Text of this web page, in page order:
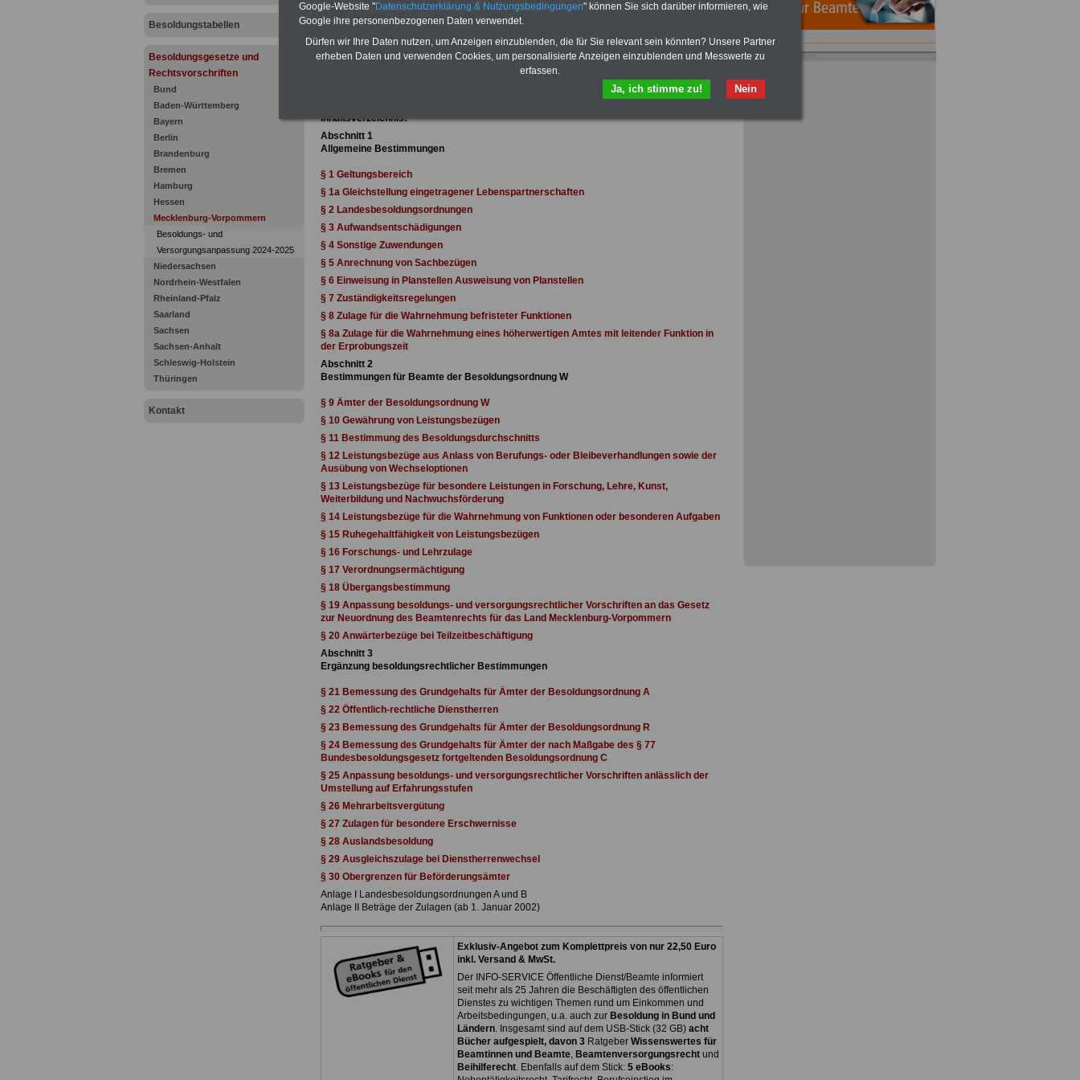
Besoldungstabellen
Besoldungsgesetze und
Rechtsvorschriften
Bund
Baden-Württemberg
Bayern
Berlin
Brandenburg
Bremen
Hamburg
Hessen
Mecklenburg-Vorpommern
Besoldungs- und
Versorgungsanpassung 2024-2025
Niedersachsen
Nordrhein-Westfalen
Rheinland-Pfalz
Saarland
Sachsen
Sachsen-Anhalt
Schleswig-Holstein
Thüringen
Kontakt
OnlineService bietet 10 Bücher und
und ausdrucken>>>zur Bestellung
Besoldungsgesetz für das Land Mecklenburg-Vorpommern
Inhaltsverzeichnis:
Abschnitt 1
Allgemeine Bestimmungen
§ 1 Geltungsbereich
§ 1a Gleichstellung eingetragener Lebenspartnerschaften
§ 2 Landesbesoldungsordnungen
§ 3 Aufwandsentschädigungen
§ 4 Sonstige Zuwendungen
§ 5 Anrechnung von Sachbezügen
§ 6 Einweisung in Planstellen Ausweisung von Planstellen
§ 7 Zuständigkeitsregelungen
§ 8 Zulage für die Wahrnehmung befristeter Funktionen
§ 8a Zulage für die Wahrnehmung eines höherwertigen Amtes mit leitender Funktion in
der Erprobungszeit
Abschnitt 2
Bestimmungen für Beamte der Besoldungsordnung W
§ 9 Ämter der Besoldungsordnung W
§ 10 Gewährung von Leistungsbezügen
§ 11 Bestimmung des Besoldungsdurchschnitts
§ 12 Leistungsbezüge aus Anlass von Berufungs- oder Bleibeverhandlungen sowie der
Ausübung von Wechseloptionen
§ 13 Leistungsbezüge für besondere Leistungen in Forschung, Lehre, Kunst,
Weiterbildung und Nachwuchsförderung
§ 14 Leistungsbezüge für die Wahrnehmung von Funktionen oder besonderen Aufgaben
§ 15 Ruhegehaltfähigkeit von Leistungsbezügen
§ 16 Forschungs- und Lehrzulage
§ 17 Verordnungsermächtigung
§ 18 Übergangsbestimmung
§ 19 Anpassung besoldungs- und versorgungsrechtlicher Vorschriften an das Gesetz
zur Neuordnung des Beamtenrechts für das Land Mecklenburg-Vorpommern
§ 20 Anwärterbezüge bei Teilzeitbeschäftigung
Abschnitt 3
Ergänzung besoldungsrechtlicher Bestimmungen
§ 21 Bemessung des Grundgehalts für Ämter der Besoldungsordnung A
§ 22 Öffentlich-rechtliche Dienstherren
§ 23 Bemessung des Grundgehalts für Ämter der Besoldungsordnung R
§ 24 Bemessung des Grundgehalts für Ämter der nach Maßgabe des § 77
Bundesbesoldungsgesetz fortgeltenden Besoldungsordnung C
§ 25 Anpassung besoldungs- und versorgungsrechtlicher Vorschriften anlässlich der
Umstellung auf Erfahrungsstufen
§ 26 Mehrarbeitsvergütung
§ 27 Zulagen für besondere Erschwernisse
§ 28 Auslandsbesoldung
§ 29 Ausgleichszulage bei Dienstherrenwechsel
§ 30 Obergrenzen für Beförderungsämter
Anlage I Landesbesoldungsordnungen A und B
Anlage II Beträge der Zulagen (ab 1. Januar 2002)
Exklusiv-Angebot zum Komplettpreis von nur 22,50 Euro
inkl. Versand & MwSt.
Der INFO-SERVICE Öffentliche Dienst/Beamte informiert
seit mehr als 25 Jahren die Beschäftigten des öffentlichen
Dienstes zu wichtigen Themen rund um Einkommen und
Arbeitsbedingungen, u.a. auch zur Besoldung in Bund und
Ländern. Insgesamt sind auf dem USB-Stick (32 GB) acht
Bücher aufgespielt, davon 3 Ratgeber Wissenswertes für
Beamtinnen und Beamte, Beamtenversorgungsrechtund
Beihilferecht. Ebenfalls auf dem Stick: 5 eBooks:
Google-Website "Datenschutzerklärung & Nutzungsbedingungen" können Sie sich darüber informieren, wie
Google ihre personenbezogenen Daten verwendet.
Dürfen wir Ihre Daten nutzen, um Anzeigen einzublenden, die für Sie relevant sein könnten? Unsere Partner
erheben Daten und verwenden Cookies, um personalisierte Anzeigen einzublenden und Messwerte zu
erfassen.
Nein
Ja, ich stimme zu!